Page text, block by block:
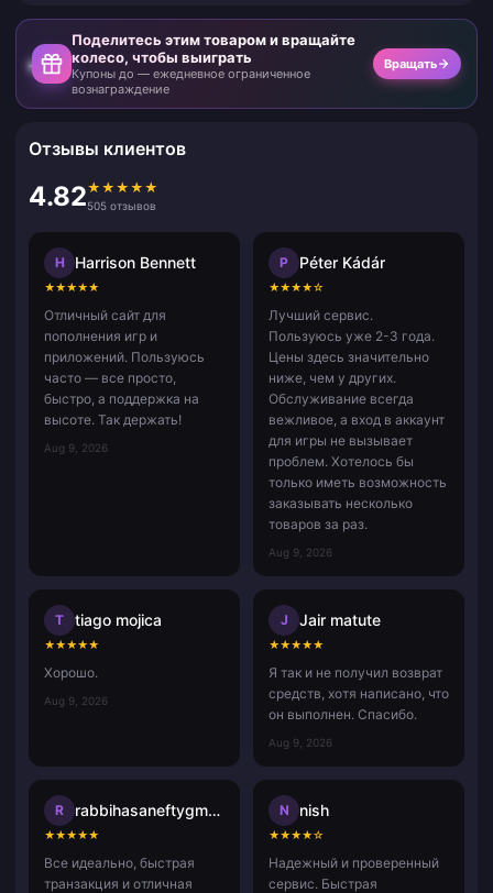
Поделитесь этим товаром и вращайте
колесо, чтобы выиграть
Купоны до — ежедневное ограниченное
вознаграждение
Вращать
Отзывы клиентов
4.82★ ★ ★ ★ ★
505 отзывов
H Harrison Bennett
★★★★★
Отличный сайт для
пополнения игр и
приложений. Пользуюсь
часто — все просто,
быстро, а поддержка на
высоте. Так держать!
Aug 9, 2026
P Péter Kádár
★★★★☆
Лучший сервис.
Пользуюсь уже 2-3 года.
Цены здесь значительно
ниже, чем у других.
Обслуживание всегда
вежливое, а вход в аккаунт
для игры не вызывает
проблем. Хотелось бы
только иметь возможность
заказывать несколько
товаров за раз.
Aug 9, 2026
T tiago mojica
★★★★★
Хорошо.
Aug 9, 2026
J Jair matute
★★★★★
Я так и не получил возврат
средств, хотя написано, что
он выполнен. Спасибо.
Aug 9, 2026
R rabbihasaneftygmail.com
★★★★★
Все идеально, быстрая
транзакция и отличная
N nish
★★★★☆
Надежный и проверенный
сервис. Быстрая